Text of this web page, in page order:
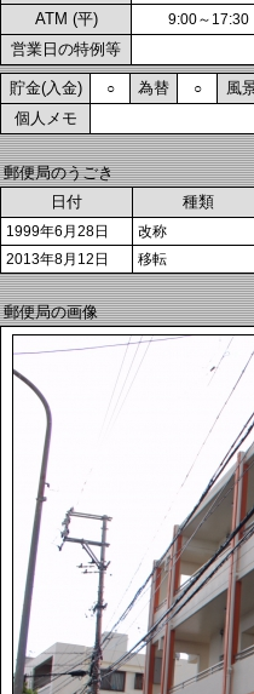
ATM (平) 9:00～17:30
営業日の特例等
貯金(入金) ○ 為替 ○ 風
個人メモ
郵便局のうごき
日付
種類
1999年6月28日 改称
2013年8月12日
移転
郵便局の画像